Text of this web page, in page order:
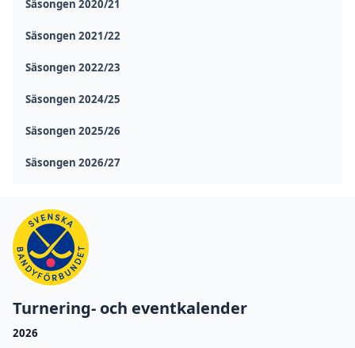
Säsongen 2020/21
Säsongen 2021/22
Säsongen 2022/23
Säsongen 2024/25
Säsongen 2025/26
Säsongen 2026/27
Turnering- och eventkalender
2026